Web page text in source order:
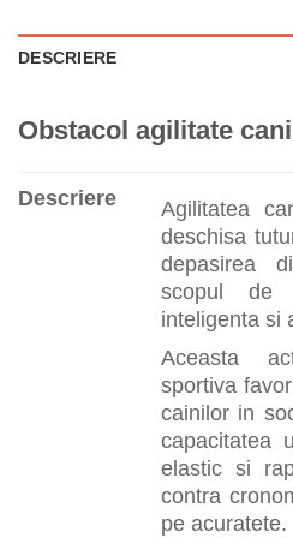
DESCRIERE
Obstacol agilitate
Descriere
Agilitatea
deschisa
depasirea
scopul
inteligenta si
Aceasta
sportiva
cainilor in
capacitatea
elastic si
contra
pe acuratete.